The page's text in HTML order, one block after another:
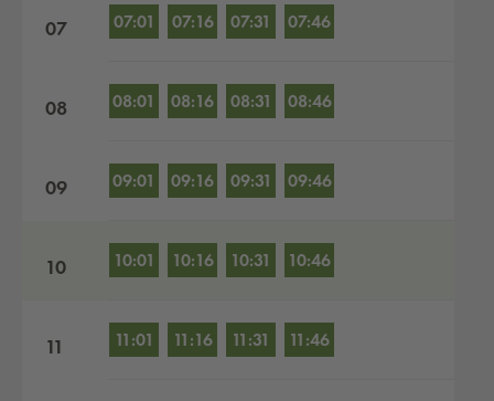
07 07:01 07:16 07:31 07:46
08 08:01 08:16 08:31 08:46
09 09:01 09:16 09:31 09:46
10 10:01 10:16 10:31 10:46
11 11:01 11:16 11:31 11:46